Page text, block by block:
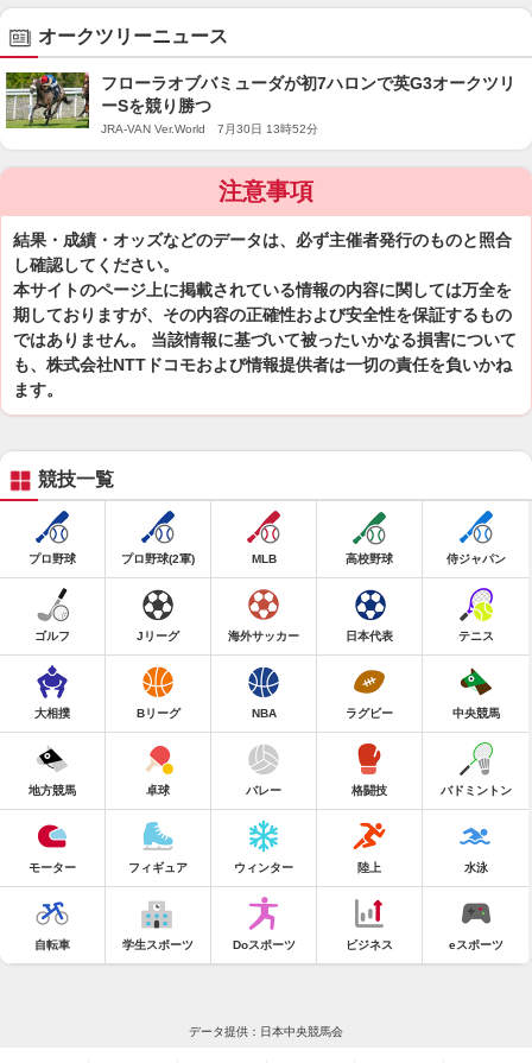
オークツリーニュース
フローラオブバミューダが初7ハロンで英G3オークツリ
ーSを競り勝つ
JRA-VAN Ver.World 7月30日 13時52分
注意事項
結果・成績・オッズなどのデータは、必ず主催者発行のものと照合
し確認してください。
本サイトのページ上に掲載されている情報の内容に関しては万全を
期しておりますが、その内容の正確性および安全性を保証するもの
ではありません。 当該情報に基づいて被ったいかなる損害について
も、株式会社NTTドコモおよび情報提供者は一切の責任を負いかね
ます。
競技一覧
プロ野球 プロ野球(2軍) MLB 高校野球 侍ジャパン
ゴルフ Jリーグ 海外サッカー 日本代表 テニス
大相撲 Bリーグ NBA ラグビー 中央競馬
地方競馬 卓球 バレー 格闘技 バドミントン
モーター フィギュア ウィンター 陸上 水泳
自転車 学生スポーツ Doスポーツ ビジネス eスポーツ
データ提供：日本中央競馬会